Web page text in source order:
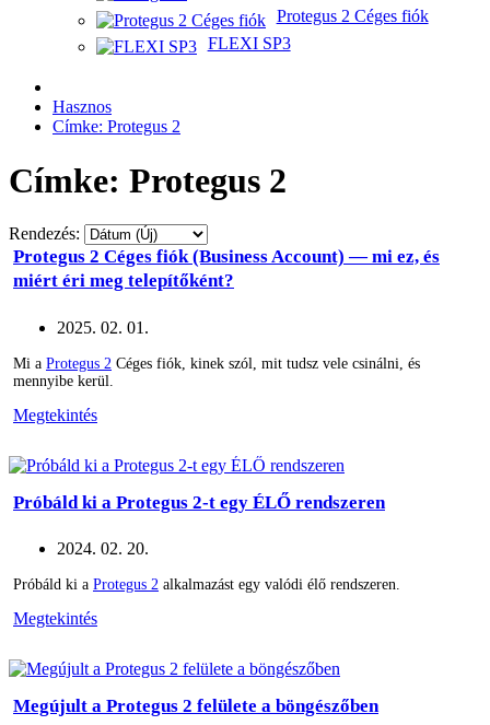
Protegus 2 Céges fiók
FLEXI SP3
Hasznos
Címke: Protegus 2
Címke: Protegus 2
Rendezés:
Protegus 2 Céges fiók (Business Account) — mi ez, és
miért éri meg telepítőként?
2025. 02. 01.
Mi a Protegus 2 Céges fiók, kinek szól, mit tudsz vele csinálni, és
mennyibe kerül.
Megtekintés
Próbáld ki a Protegus 2-t egy ÉLŐ rendszeren
2024. 02. 20.
Próbáld ki a Protegus 2 alkalmazást egy valódi élő rendszeren.
Megtekintés
Megújult a Protegus 2 felülete a böngészőben